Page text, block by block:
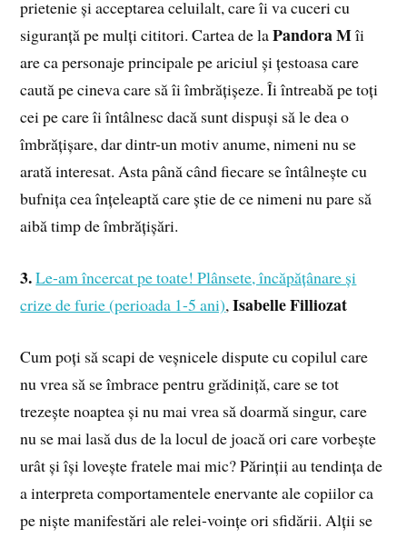
prietenie și acceptarea celuilalt, care îi va cuceri cu
siguranță pe mulți cititori. Cartea de laPandora Mîi
are ca personaje principale pe ariciul și țestoasa care
caută pe cineva care să îi îmbrățișeze. Îi întreabă pe toți
cei pe care îi întâlnesc dacă sunt dispuși să le dea o
îmbrățișare, dar dintr-un motiv anume, nimeni nu se
arată interesat. Asta până când fiecare se întâlnește cu
bufnița cea înțeleaptă care știe de ce nimeni nu pare să
aibă timp de îmbrățișări.
3.Le-am încercat pe toate! Plânsete, încăpățânare și
crize de furie (perioada 1-5 ani),Isabelle Filliozat
Cum poți să scapi de veșnicele dispute cu copilul care
nu vrea să se îmbrace pentru grădiniță, care se tot
trezește noaptea și nu mai vrea să doarmă singur, care
nu se mai lasă dus de la locul de joacă ori care vorbește
urât și își lovește fratele mai mic? Părinții au tendința de
a interpreta comportamentele enervante ale copiilor ca
pe niște manifestări ale relei-voințe ori sfidării. Alții se